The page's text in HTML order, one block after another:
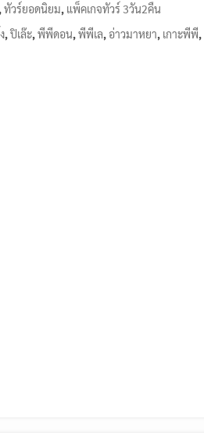
,ทัวร์ยอดนิยม แพ็คเกจทัวร์ 3วัน2คืน
,ปิเล๊ะ ,พีพีดอน ,พีพีเล ,อ่าวมาหยา เกาะพีพี